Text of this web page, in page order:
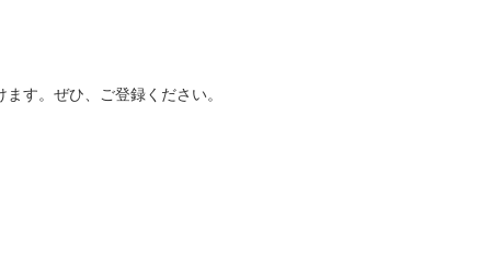
す。ぜひ、ご登録ください。